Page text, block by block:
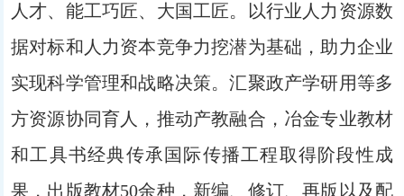
人才、能工巧匠、大国工匠。以行业人力资源数
据对标和人力资本竞争力挖潜为基础，助力企业
实现科学管理和战略决策。汇聚政产学研用等多
方资源协同育人，推动产教融合，冶金专业教材
和工具书经典传承国际传播工程取得阶段性成
果，出版教材50余种，新编、修订、再版以及配